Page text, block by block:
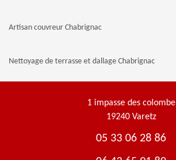
Artisan couvreur Chabrignac
Nettoyage de terrasse et dallage Chabrignac
1 impasse des colombe
19240 Varetz
05 33 06 28 86